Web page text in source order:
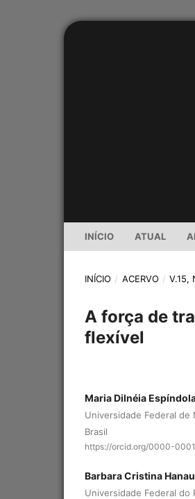
INÍCIO ATUAL
INÍCIO / ACERVO / V.15,
A força de
flexível
Maria Dilnéia
Universidade Federal de
Brasil
https://orcid.org/0000-
Barbara Cristina
Universidade Federal do